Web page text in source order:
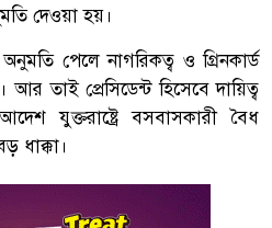
দেওয়া হয়।
পেলে নাগরিকত্ব ও গ্রিনকার্ড
তাই প্রেসিডেন্ট হিসেবে দায়িত্ব
যুক্তরাষ্ট্রে বসবাসকারী বৈধ
ধাক্কা।